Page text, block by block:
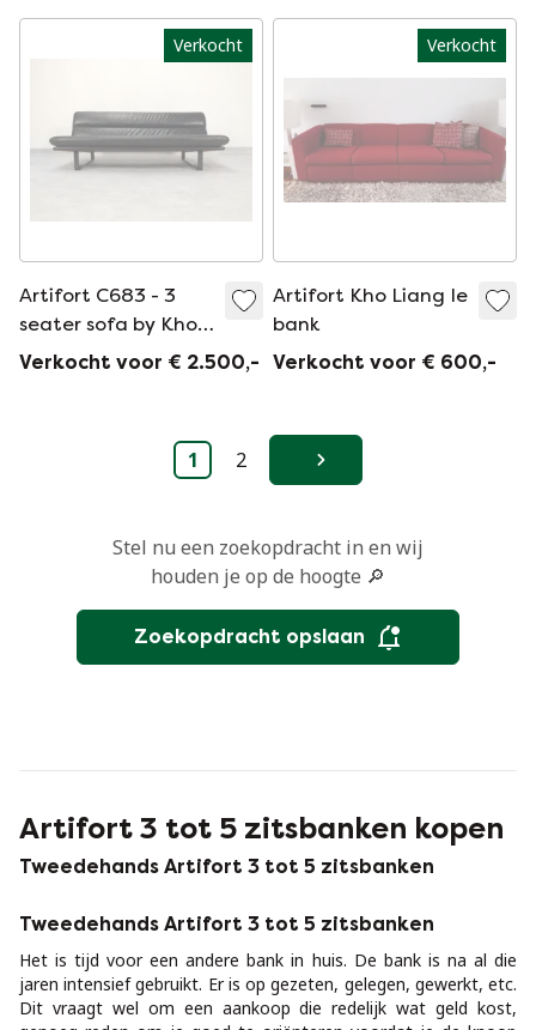
Verkocht
Artifort C683 - 3
seater sofa by Kho
Liang in black
Verkocht voor € 2.500,-
Verkocht
Artifort Kho Liang Ie
bank
Verkocht voor € 600,-
1 2 Volgende
Stel nu een zoekopdracht in en wij
houden je op de hoogte 🔎
Zoekopdracht opslaan
Artifort 3 tot 5 zitsbanken kopen
Tweedehands Artifort 3 tot 5 zitsbanken
Tweedehands Artifort 3 tot 5 zitsbanken
Het is tijd voor een andere bank in huis. De bank is na al die
jaren intensief gebruikt. Er is op gezeten, gelegen, gewerkt, etc.
Dit vraagt wel om een aankoop die redelijk wat geld kost,